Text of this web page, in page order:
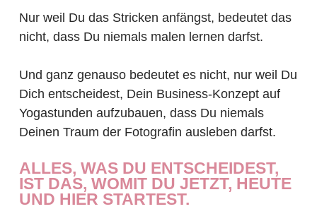
Nur weil Du das Stricken anfängst, bedeutet das
nicht, dass Du niemals malen lernen darfst.
Und ganz genauso bedeutet es nicht, nur weil Du
Dich entscheidest, Dein Business-Konzept auf
Yogastunden aufzubauen, dass Du niemals
Deinen Traum der Fotografin ausleben darfst.
ALLES, WAS DU ENTSCHEIDEST,
IST DAS, WOMIT DU JETZT, HEUTE
UND HIER STARTEST.